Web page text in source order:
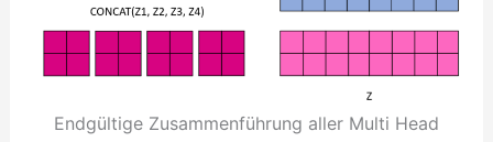
Endgültige Zusammenführung aller Multi Head